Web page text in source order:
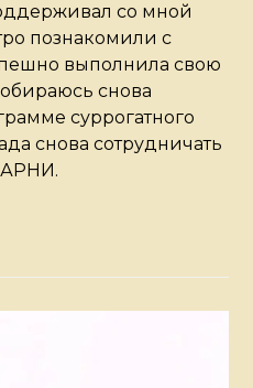
со мной
познакомили с
выполнила свою
снова
суррогатного
снова сотрудничать